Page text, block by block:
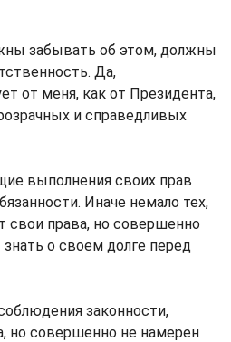
забывать об этом, должны
Да,
от меня, как от Президента,
и справедливых
выполнения своих прав
Иначе немало тех,
свои права, но совершенно
о своем долге перед
законности,
но совершенно не намерен